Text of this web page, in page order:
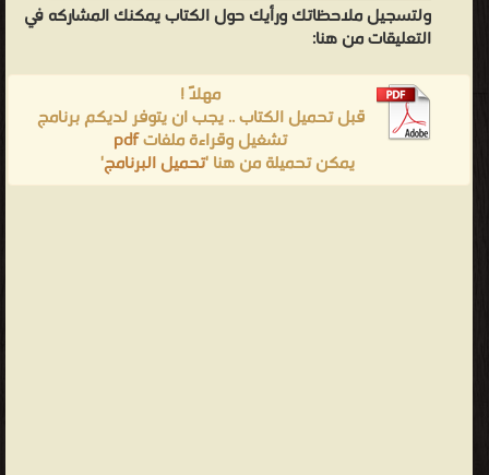
ولتسجيل ملاحظاتك ورأيك حول الكتاب يمكنك المشاركه في
التعليقات من هنا:
مهلاً !
قبل تحميل الكتاب .. يجب ان يتوفر لديكم برنامج
تشغيل وقراءة ملفاتpdf
يمكن تحميلة من هنا 'تحميل البرنامج'